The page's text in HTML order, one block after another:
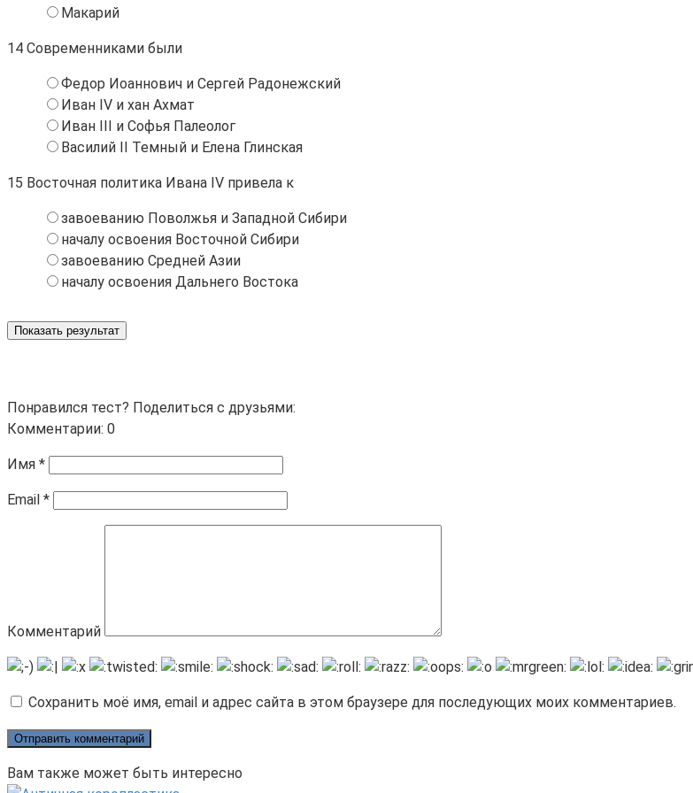
Макарий
14 Современниками были
Федор Иоаннович и Сергей Радонежский
Иван IV и хан Ахмат
Иван III и Софья Палеолог
Василий II Темный и Елена Глинская
15 Восточная политика Ивана IV привела к
завоеванию Поволжья и Западной Сибири
началу освоения Восточной Сибири
завоеванию Средней Азии
началу освоения Дальнего Востока
Показать результат
Понравился тест? Поделиться с друзьями:
Комментарии: 0
Имя *
Email *
Комментарий
Сохранить моё имя, email и адрес сайта в этом браузере для последующих моих комментариев.
Вам также может быть интересно